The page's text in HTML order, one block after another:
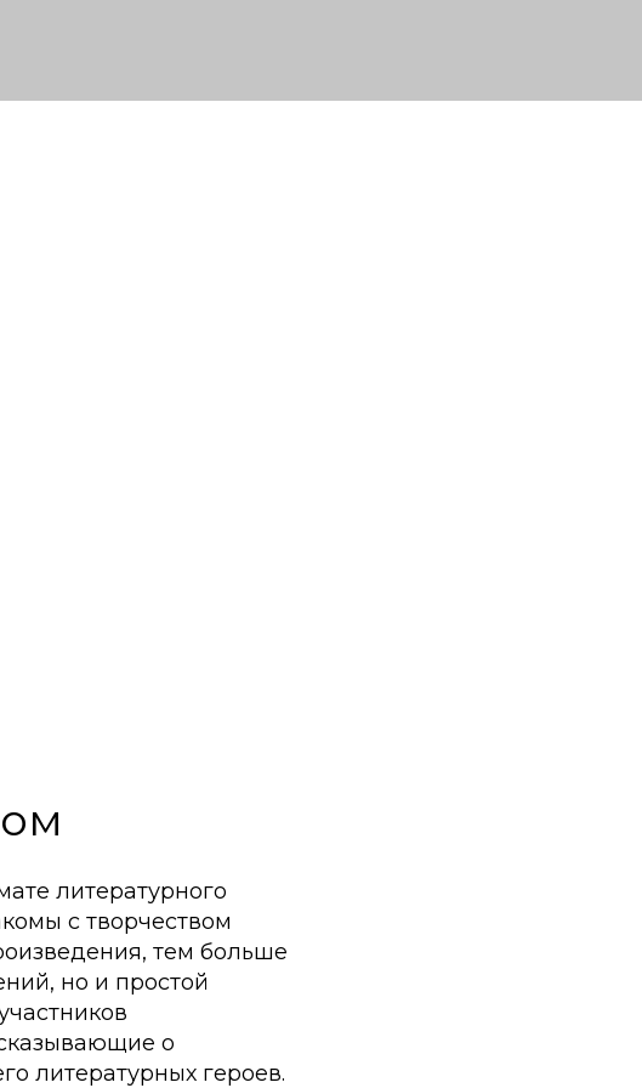
литературного
с творчеством
тем больше
но и простой
о
литературных героев.